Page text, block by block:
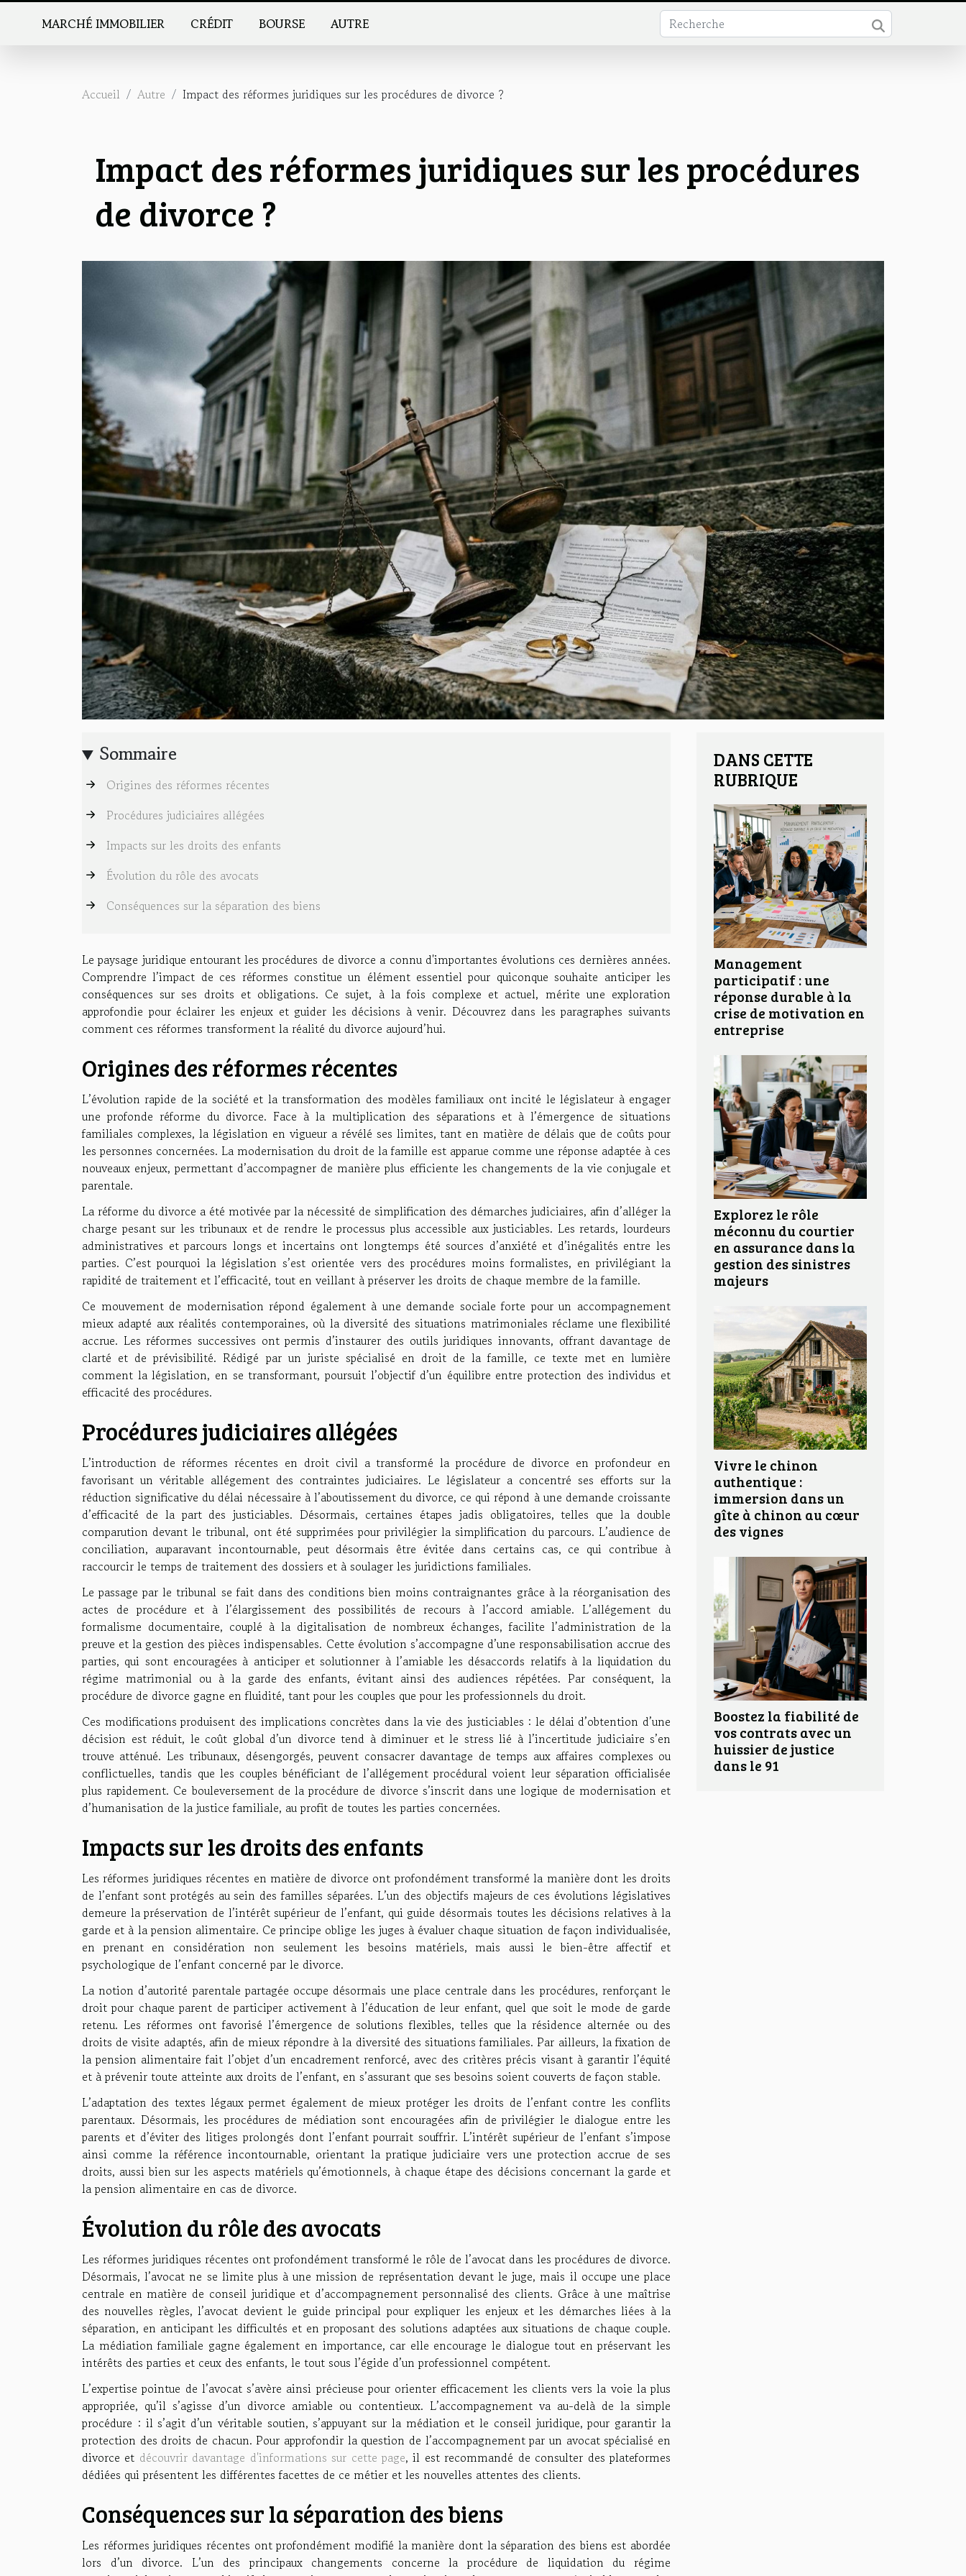
MARCHÉ IMMOBILIER CRÉDIT BOURSE AUTRE
Accueil Autre Impact des réformes juridiques sur les procédures de divorce ?
Impact des réformes juridiques sur les procédures
de divorce ?
Sommaire
Origines des réformes récentes
Procédures judiciaires allégées
Impacts sur les droits des enfants
Évolution du rôle des avocats
Conséquences sur la séparation des biens
Le paysage juridique entourant les procédures de divorce a connu d'importantes évolutions ces dernières années.
Comprendre l’impact de ces réformes constitue un élément essentiel pour quiconque souhaite anticiper les
conséquences sur ses droits et obligations. Ce sujet, à la fois complexe et actuel, mérite une exploration
approfondie pour éclairer les enjeux et guider les décisions à venir. Découvrez dans les paragraphes suivants
comment ces réformes transforment la réalité du divorce aujourd’hui.
Origines des réformes récentes
L’évolution rapide de la société et la transformation des modèles familiaux ont incité le législateur à engager
une profonde réforme du divorce. Face à la multiplication des séparations et à l’émergence de situations
familiales complexes, la législation en vigueur a révélé ses limites, tant en matière de délais que de coûts pour
les personnes concernées. La modernisation du droit de la famille est apparue comme une réponse adaptée à ces
nouveaux enjeux, permettant d’accompagner de manière plus efficiente les changements de la vie conjugale et
parentale.
La réforme du divorce a été motivée par la nécessité de simplification des démarches judiciaires, afin d’alléger la
charge pesant sur les tribunaux et de rendre le processus plus accessible aux justiciables. Les retards, lourdeurs
administratives et parcours longs et incertains ont longtemps été sources d’anxiété et d’inégalités entre les
parties. C’est pourquoi la législation s’est orientée vers des procédures moins formalistes, en privilégiant la
rapidité de traitement et l’efficacité, tout en veillant à préserver les droits de chaque membre de la famille.
Ce mouvement de modernisation répond également à une demande sociale forte pour un accompagnement
mieux adapté aux réalités contemporaines, où la diversité des situations matrimoniales réclame une flexibilité
accrue. Les réformes successives ont permis d’instaurer des outils juridiques innovants, offrant davantage de
clarté et de prévisibilité. Rédigé par un juriste spécialisé en droit de la famille, ce texte met en lumière
comment la législation, en se transformant, poursuit l’objectif d’un équilibre entre protection des individus et
efficacité des procédures.
Procédures judiciaires allégées
L’introduction de réformes récentes en droit civil a transformé la procédure de divorce en profondeur en
favorisant un véritable allégement des contraintes judiciaires. Le législateur a concentré ses efforts sur la
réduction significative du délai nécessaire à l’aboutissement du divorce, ce qui répond à une demande croissante
d’efficacité de la part des justiciables. Désormais, certaines étapes jadis obligatoires, telles que la double
comparution devant le tribunal, ont été supprimées pour privilégier la simplification du parcours. L’audience de
conciliation, auparavant incontournable, peut désormais être évitée dans certains cas, ce qui contribue à
raccourcir le temps de traitement des dossiers et à soulager les juridictions familiales.
Le passage par le tribunal se fait dans des conditions bien moins contraignantes grâce à la réorganisation des
actes de procédure et à l’élargissement des possibilités de recours à l’accord amiable. L’allégement du
formalisme documentaire, couplé à la digitalisation de nombreux échanges, facilite l’administration de la
preuve et la gestion des pièces indispensables. Cette évolution s’accompagne d’une responsabilisation accrue des
parties, qui sont encouragées à anticiper et solutionner à l’amiable les désaccords relatifs à la liquidation du
régime matrimonial ou à la garde des enfants, évitant ainsi des audiences répétées. Par conséquent, la
procédure de divorce gagne en fluidité, tant pour les couples que pour les professionnels du droit.
Ces modifications produisent des implications concrètes dans la vie des justiciables : le délai d’obtention d’une
décision est réduit, le coût global d’un divorce tend à diminuer et le stress lié à l’incertitude judiciaire s’en
trouve atténué. Les tribunaux, désengorgés, peuvent consacrer davantage de temps aux affaires complexes ou
conflictuelles, tandis que les couples bénéficiant de l’allégement procédural voient leur séparation officialisée
plus rapidement. Ce bouleversement de la procédure de divorce s’inscrit dans une logique de modernisation et
d’humanisation de la justice familiale, au profit de toutes les parties concernées.
Impacts sur les droits des enfants
Les réformes juridiques récentes en matière de divorce ont profondément transformé la manière dont les droits
de l’enfant sont protégés au sein des familles séparées. L’un des objectifs majeurs de ces évolutions législatives
demeure la préservation de l’intérêt supérieur de l’enfant, qui guide désormais toutes les décisions relatives à la
garde et à la pension alimentaire. Ce principe oblige les juges à évaluer chaque situation de façon individualisée,
en prenant en considération non seulement les besoins matériels, mais aussi le bien-être affectif et
psychologique de l’enfant concerné par le divorce.
La notion d’autorité parentale partagée occupe désormais une place centrale dans les procédures, renforçant le
droit pour chaque parent de participer activement à l’éducation de leur enfant, quel que soit le mode de garde
retenu. Les réformes ont favorisé l’émergence de solutions flexibles, telles que la résidence alternée ou des
droits de visite adaptés, afin de mieux répondre à la diversité des situations familiales. Par ailleurs, la fixation de
la pension alimentaire fait l’objet d’un encadrement renforcé, avec des critères précis visant à garantir l’équité
et à prévenir toute atteinte aux droits de l’enfant, en s’assurant que ses besoins soient couverts de façon stable.
L’adaptation des textes légaux permet également de mieux protéger les droits de l’enfant contre les conflits
parentaux. Désormais, les procédures de médiation sont encouragées afin de privilégier le dialogue entre les
parents et d’éviter des litiges prolongés dont l’enfant pourrait souffrir. L’intérêt supérieur de l’enfant s’impose
ainsi comme la référence incontournable, orientant la pratique judiciaire vers une protection accrue de ses
droits, aussi bien sur les aspects matériels qu’émotionnels, à chaque étape des décisions concernant la garde et
la pension alimentaire en cas de divorce.
Évolution du rôle des avocats
Les réformes juridiques récentes ont profondément transformé le rôle de l’avocat dans les procédures de divorce.
Désormais, l’avocat ne se limite plus à une mission de représentation devant le juge, mais il occupe une place
centrale en matière de conseil juridique et d’accompagnement personnalisé des clients. Grâce à une maîtrise
des nouvelles règles, l’avocat devient le guide principal pour expliquer les enjeux et les démarches liées à la
séparation, en anticipant les difficultés et en proposant des solutions adaptées aux situations de chaque couple.
La médiation familiale gagne également en importance, car elle encourage le dialogue tout en préservant les
intérêts des parties et ceux des enfants, le tout sous l’égide d’un professionnel compétent.
L’expertise pointue de l’avocat s’avère ainsi précieuse pour orienter efficacement les clients vers la voie la plus
appropriée, qu’il s’agisse d’un divorce amiable ou contentieux. L’accompagnement va au-delà de la simple
procédure : il s’agit d’un véritable soutien, s’appuyant sur la médiation et le conseil juridique, pour garantir la
protection des droits de chacun. Pour approfondir la question de l’accompagnement par un avocat spécialisé en
divorce et découvrir davantage d'informations sur cette page, il est recommandé de consulter des plateformes
dédiées qui présentent les différentes facettes de ce métier et les nouvelles attentes des clients.
Conséquences sur la séparation des biens
Les réformes juridiques récentes ont profondément modifié la manière dont la séparation des biens est abordée
lors d’un divorce. L’un des principaux changements concerne la procédure de liquidation du régime
DANS CETTE
RUBRIQUE
Management
participatif : une
réponse durable à la
crise de motivation en
entreprise
Explorez le rôle
méconnu du courtier
en assurance dans la
gestion des sinistres
majeurs
Vivre le chinon
authentique :
immersion dans un
gîte à chinon au cœur
des vignes
Boostez la fiabilité de
vos contrats avec un
huissier de justice
dans le 91